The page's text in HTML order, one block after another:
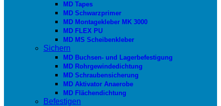
MD Tapes
MD Schwarzprimer
MD Montagekleber MK 3000
MD FLEX PU
MD MS Scheibenkleber
Sichern
MD Buchsen- und Lagerbefestigung
MD Rohrgewindedichtung
MD Schraubensicherung
MD Aktivator Anaerobe
MD Flächendichtung
Befestigen